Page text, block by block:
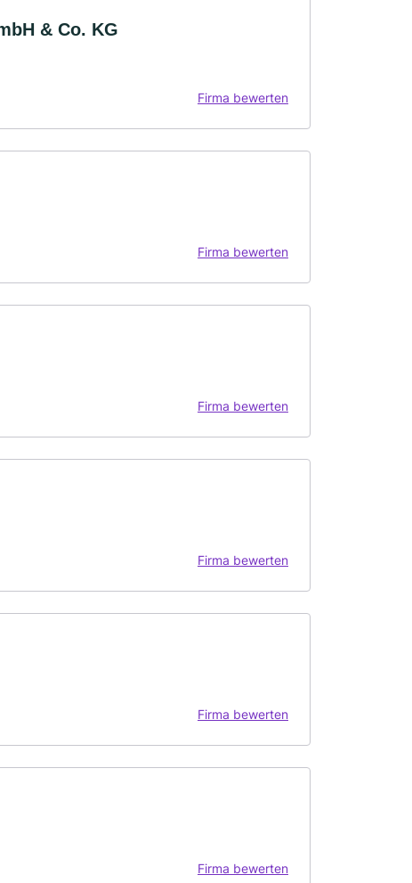
& Co. KG
Firma bewerten
Firma bewerten
Firma bewerten
Firma bewerten
Firma bewerten
Firma bewerten